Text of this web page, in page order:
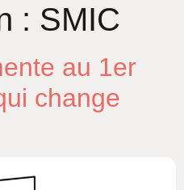
: SMIC
au 1er
change